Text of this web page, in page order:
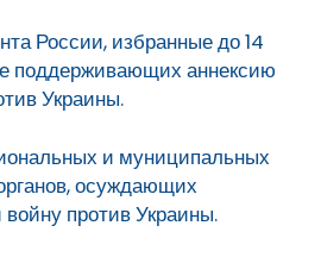
России, избранные до 14
поддерживающих аннексию
Украины.
и муниципальных
осуждающих
против Украины.